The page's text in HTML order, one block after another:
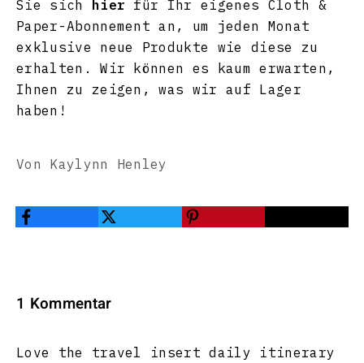
Sie sich
hier für Ihr eigenes Cloth &
Paper-Abonnement an, um jeden Monat
exklusive neue Produkte wie diese zu
erhalten. Wir können es kaum erwarten,
Ihnen zu zeigen, was wir auf Lager
haben!
Von Kaylynn Henley
1 Kommentar
Love the travel insert daily itinerary